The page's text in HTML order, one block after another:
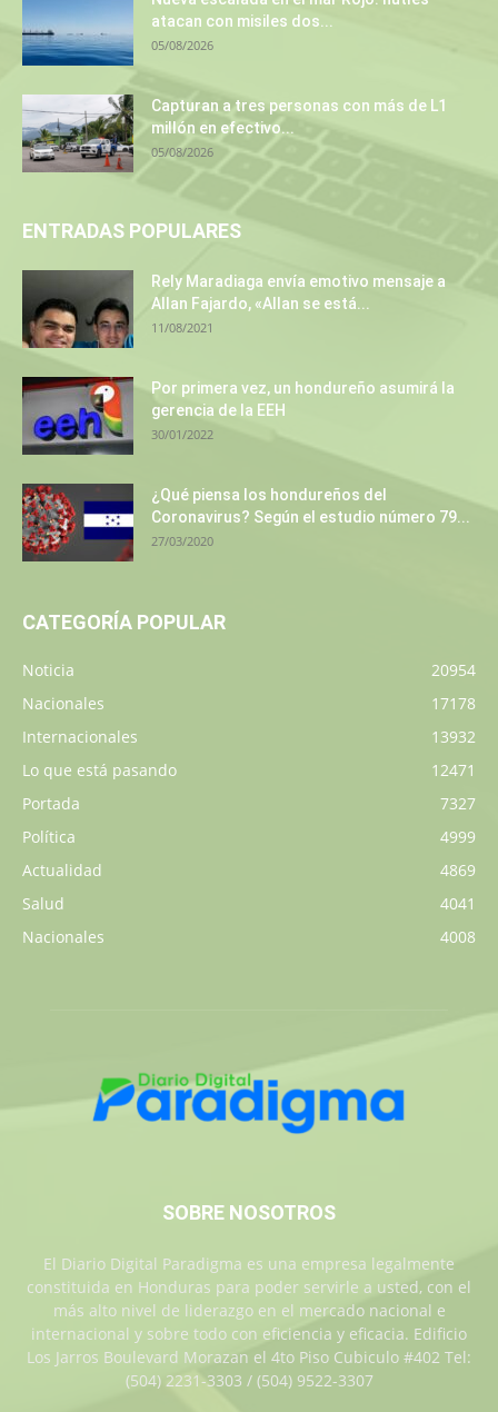
atacan con misiles dos...
05/08/2026
Capturan a tres personas con más de L1
millón en efectivo...
05/08/2026
ENTRADAS POPULARES
Rely Maradiaga envía emotivo mensaje a
Allan Fajardo, «Allan se está...
11/08/2021
Por primera vez, un hondureño asumirá la
gerencia de la EEH
30/01/2022
¿Qué piensa los hondureños del
Coronavirus? Según el estudio número 79...
27/03/2020
CATEGORÍA POPULAR
Noticia
20954
Nacionales
17178
Internacionales
13932
Lo que está pasando
12471
Portada
7327
Política
4999
Actualidad
4869
Salud
4041
Nacionales
4008
SOBRE NOSOTROS
El Diario Digital Paradigma es una empresa legalmente
constituida en Honduras para poder servirle a usted, con el
más alto nivel de liderazgo en el mercado nacional e
internacional y sobre todo con eficiencia y eficacia. Edificio
Los Jarros Boulevard Morazan el 4to Piso Cubiculo #402 Tel:
(504) 2231-3303 / (504) 9522-3307